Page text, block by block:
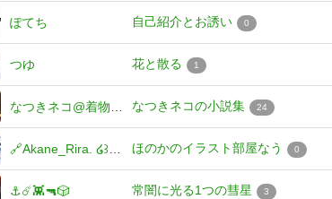
ぽてち 自己紹介とお誘い 0
つゆ 花と散る 1
なつきネコの小説集 24
ほのかのイラスト部屋なう 0
⚓️☄️👾🔫🎲 常闇に光る1つの彗星 3